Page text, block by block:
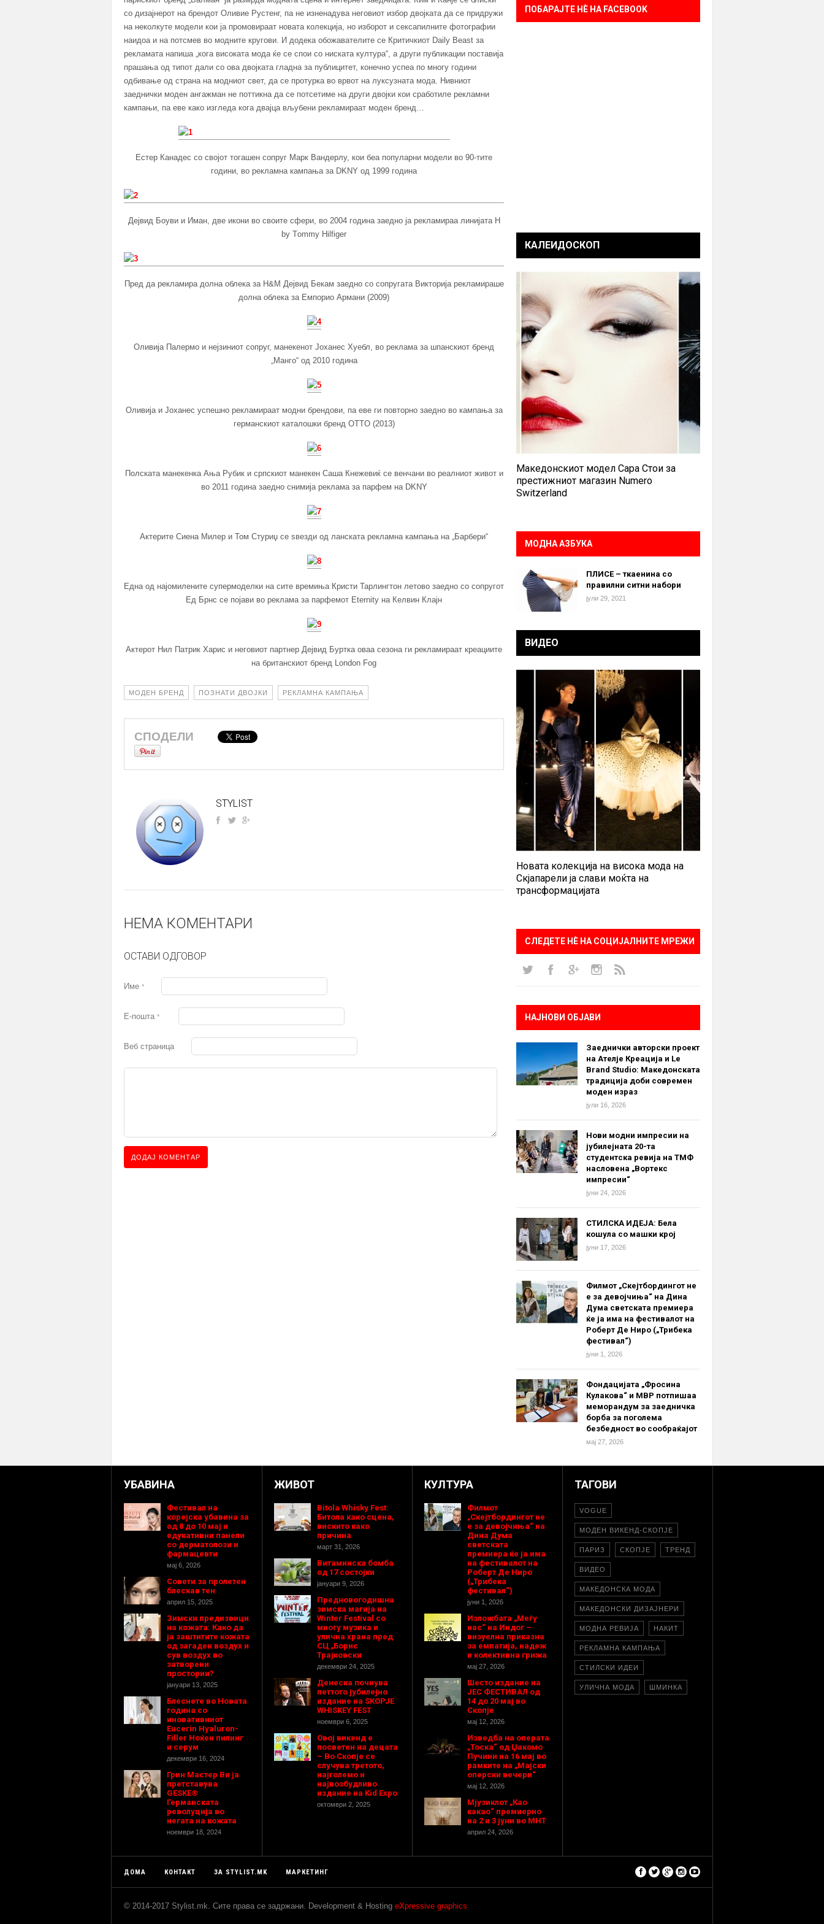
со дизајнерот на брендот Оливие Рустенг, па не изненадува неговиот избор двојката да се придружи
на неколкуте модели кои ја промовираат новата колекција, но изборот и сексапилните фотографии
наидоа и на потсмев во модните кругови. И додека обожавателите се Критичкиот Daily Beast за
рекламата напиша „кога високата мода ќе се спои со ниската култура“, а други публикации поставија
прашања од типот дали со ова двојката гладна за публицитет, конечно успеа по многу години
одбивање од страна на модниот свет, да се протурка во врвот на луксузната мода. Нивниот
заеднички моден ангажман не поттикна да се потсетиме на други двојки кои сработиле рекламни
кампањи, па еве како изгледа кога двајца вљубени рекламираат моден бренд…
Естер Канадес со својот тогашен сопруг Марк Вандерлу, кои беа популарни модели во 90-тите
години, во рекламна кампања за DKNY од 1999 година
Дејвид Боуви и Иман, две икони во своите сфери, во 2004 година заедно ја рекламираа линијата H
by Тommy Hilfiger
Пред да рекламира долна облека за H&M Дејвид Бекам заедно со сопругата Викторија рекламираше
долна облека за Емпорио Армани (2009)
Оливија Палермо и нејзиниот сопруг, манекенот Јоханес Хуебл, во реклама за шпанскиот бренд
„Манго“ од 2010 година
Оливија и Јоханес успешно рекламираат модни брендови, па еве ги повторно заедно во кампања за
германскиот каталошки бренд OTTО (2013)
Полската манекенка Ања Рубик и српскиот манекен Саша Кнежевиќ се венчани во реалниот живот и
во 2011 година заедно снимија реклама за парфем на DKNY
Актерите Сиена Милер и Том Стуриџ се ѕвезди од ланската рекламна кампања на „Барбери“
Една од најомилените супермоделки на сите времиња Кристи Тарлингтон летово заедно со сопругот
Ед Брнс се појави во реклама за парфемот Eternity на Келвин Клајн
Актерот Нил Патрик Харис и неговиот партнер Дејвид Буртка оваа сезона ги рекламираат креациите
на британскиот бренд London Fog
МОДЕН БРЕНД ПОЗНАТИ ДВОЈКИ РЕКЛАМНА КАМПАЊА
СПОДЕЛИ
STYLIST
НЕМА КОМЕНТАРИ
ОСТАВИ ОДГОВОР
Име *
Е-пошта *
Веб страница
ПОБАРАЈТЕ НÈ НА FACEBOOK
КАЛЕИДОСКОП
Македонскиот модел Сара Стои за
престижниот магазин Numero
Switzerland
МОДНА АЗБУКА
ПЛИСЕ – ткаенина со
правилни ситни набори
јули 29, 2021
ВИДЕО
Новата колекција на висока мода на
Скјапарели ја слави моќта на
трансформацијата
СЛЕДЕТЕ НÈ НА СОЦИЈАЛНИТЕ МРЕЖИ
НАЈНОВИ ОБЈАВИ
Заеднички авторски проект
на Ателје Креација и Le
Brand Studio: Македонската
традиција доби современ
моден израз
јули 16, 2026
Нови модни импресии на
јубилејната 20-та
студентска ревија на ТМФ
насловена „Вортекс
импресии“
јуни 24, 2026
СТИЛСКА ИДЕЈА: Бела
кошула со машки крој
јуни 17, 2026
Филмот „Скејтбордингот не
е за девојчиња“ на Дина
Дума светската премиера
ќе ја има на фестивалот на
Роберт Де Ниро („Трибека
фестивал“)
јуни 1, 2026
Фондацијата „Фросина
Кулакова“ и МВР потпишаа
меморандум за заедничка
борба за поголема
безбедност во сообраќајот
мај 27, 2026
УБАВИНА
Фестивал на
корејска убавина за
од 8 до 10 мај и
едукативни панели
со дерматолози и
фармацевти
мај 6, 2026
Совети за пролетен
блескав тен
април 15, 2025
Зимски предизвици
на кожата: Како да
ја заштитите кожата
од загаден воздух и
сув воздух во
затворени
простории?
јануари 13, 2025
Блеснете во Новата
година со
иновативниот
Eucerin Hyaluron-
Filler Ноќен пилинг
и серум
декември 16, 2024
Грин Мастер Ви ја
претставува
GESKE®
Германската
револуција во
негата на кожата
ноември 18, 2024
ЖИВОТ
Bitola Whisky Fest:
Битола како сцена,
вискито како
причина
март 31, 2026
Витаминска бомба
од 17 состојки
јануари 9, 2026
Предновогодишнa
зимска магија на
Winter Festival со
многу музика и
улична храна пред
СЦ „Борис
Трајковски
декември 24, 2025
Денеска почнува
петтото јубилејно
издание на SKOPJE
WHISKEY FEST
ноември 6, 2025
Овој викенд е
посветен на децата
– Во Скопје се
случува третото,
најголемо и
највозбудливо
издание на Kid Expo
октомври 2, 2025
КУЛТУРА
Филмот
„Скејтбордингот не
е за девојчиња“ на
Дина Дума
светската
премиера ќе ја има
на фестивалот на
Роберт Де Ниро
(„Трибека
фестивал“)
јуни 1, 2026
Изложбата „Меѓу
нас“ на Индог –
визуелна приказна
за емпатија, надеж
и колективна грижа
мај 27, 2026
Шесто издание на
ЈЕС ФЕСТИВАЛ од
14 до 20 мај во
Скопје
мај 12, 2026
Изведба на операта
„Тоска“ од Џакомо
Пучини на 16 мај во
рамките на „Мајски
оперски вечери“
мај 12, 2026
Мјузиклот „Као
какао“ премиерно
на 2 и 3 јуни во МНТ
април 24, 2026
ТАГОВИ
VOGUE
МОДЕН ВИКЕНД-СКОПЈЕ
ПАРИЗ СКОПЈЕ ТРЕНД
ВИДЕО
МАКЕДОНСКА МОДА
МАКЕДОНСКИ ДИЗАЈНЕРИ
МОДНА РЕВИЈА НАКИТ
РЕКЛАМНА КАМПАЊА
СТИЛСКИ ИДЕИ
УЛИЧНА МОДА ШМИНКА
ДОМА КОНТАКТ ЗА STYLIST.MK МАРКЕТИНГ
© 2014-2017 Stylist.mk. Сите права се задржани. Development & Hosting eXpressive graphics